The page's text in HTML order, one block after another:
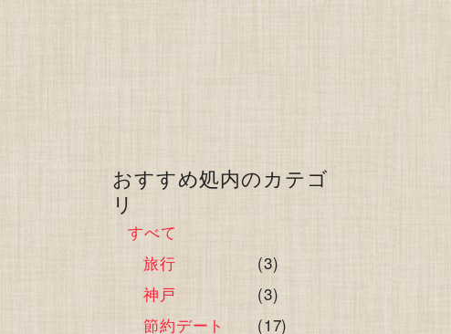
おすすめ処内のカテゴ
リ
すべて
旅行
(3)
神戸
(3)
節約デート
(17)